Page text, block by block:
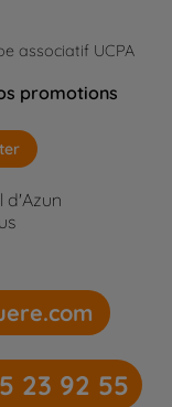
associatif UCPA
promotions
d'Azun
23 92 55